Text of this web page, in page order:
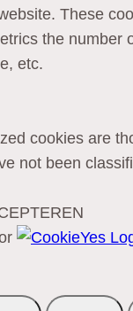
These
the number
etc.
cookies are
not been